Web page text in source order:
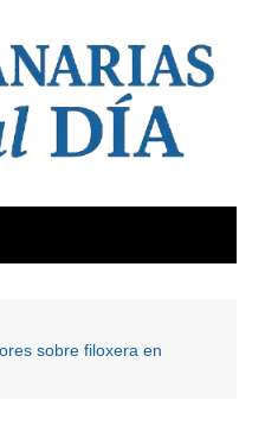
sobre filoxera en